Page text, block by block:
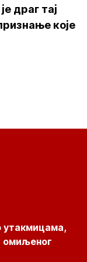
драг тај
које
утакмицама,
омиљеног